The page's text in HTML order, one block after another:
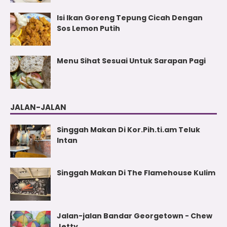
Isi Ikan Goreng Tepung Cicah Dengan
Sos Lemon Putih
Menu Sihat Sesuai Untuk Sarapan Pagi
JALAN-JALAN
Singgah Makan Di Kor.Pih.ti.am Teluk
Intan
Singgah Makan Di The Flamehouse Kulim
Jalan-jalan Bandar Georgetown - Chew